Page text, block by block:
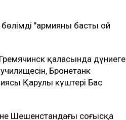
"армияның басты ой
қаласында дүниеге
Бронетанк
Қарулы күштері Бас
Шешенстандағы соғысқа